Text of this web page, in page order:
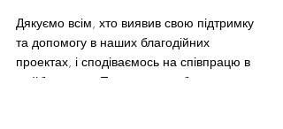
Дякуємо всім, хто виявив свою підтримку
та допомогу в наших благодійних
проектах, і сподіваємось на співпрацю в
майбутньому. Попереду ще багато